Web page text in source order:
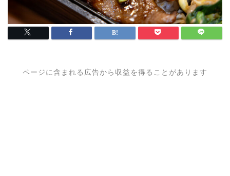
ページに含まれる広告から収益を得ることがあります